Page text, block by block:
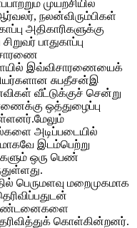
முயற்சியில்
நலன்விரும்பிகள்
அதிகாரிகளுக்கு
பாதுகாப்பு
இவ்விசாரணையைக்
சுபதீசன்இ
வீட்டுக்குச் சென்று
ஒத்துழைப்பு
அடிப்படையில்
இடம்பெற்று
ஒரு பெண்
பெருமளவு மறைமுகமாக
தண்டனைகளை
கொள்கின்றனர்.